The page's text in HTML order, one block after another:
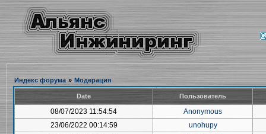
Индекс форума » Модерация
Date Пользователь
08/07/2023 11:54:54
Anonymous
23/06/2022 00:14:59
unohupy